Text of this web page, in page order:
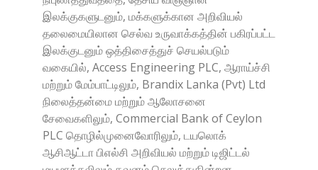
இலக்குகளுடனும், மக்களுக்கான அறிவியல்
தலைமையிலான செல்வ உருவாக்கத்தின் பகிரப்பட்ட
இலக்குடனும் ஒத்திசைத்துச் செயல்படும்
வகையில், Access Engineering PLC, ஆராய்ச்சி
மற்றும் மேம்பாட்டிலும், Brandix Lanka (Pvt) Ltd
நிலைத்தன்மை மற்றும் ஆலோசனை
சேவைகளிலும், Commercial Bank of Ceylon
PLC தொழில்முனைவோரிலும், டயலொக்
ஆசிஆட்டா பிஎல்சி அறிவியல் மற்றும் டிஜிட்டல்